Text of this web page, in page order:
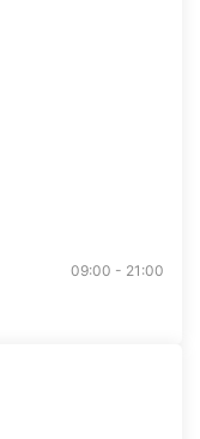
09:00 - 21:00